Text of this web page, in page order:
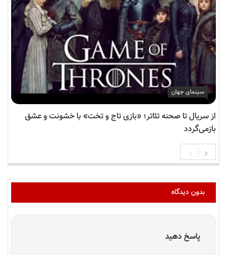
سینمای جهان
از سریال تا صحنه تئاتر؛ «بازی تاج و تخت» با خشونت و عشق
بازمی‌گردد
بدون دیدگاه
پاسخ دهید